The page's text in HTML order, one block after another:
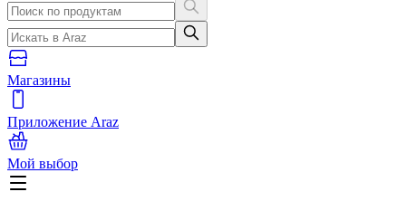
Магазины
Приложение Araz
Мой выбор